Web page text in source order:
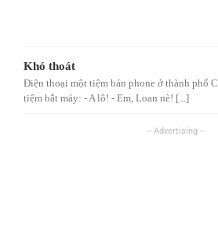
Khó thoát
Điện thoại một tiệm bán phone ở thành phố
tiệm bắt máy: - A lô! - Em, Loan nè! [...]